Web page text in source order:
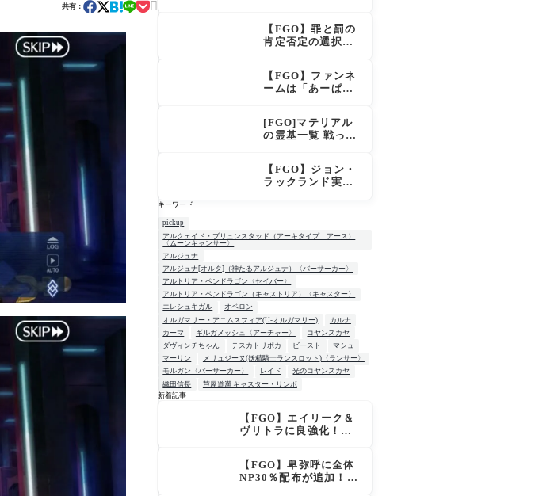
共有： 
スキップ不可選択
肢でオベロンを疑
う選択肢を選ぶと
さ？）が上がり出
てくる
【FGO】罪と罰の
肯定否定の選択肢
の？
【FGO】ファンネ
ームは「あーぱー
5,300QP
[FGO]マテリアル
の霊基一覧 戦った
ンが未召喚表示に
ならないのは何
故？
【FGO】ジョン・
ラックランド実
能は高め？再臨で
キーワード
pickup
アルクェイド・ブリュンスタッド（アーキタイプ：アース）
〈ムーンキャンサー〉
アルジュナ
アルジュナ[オルタ]（神たるアルジュナ）〈バーサーカー〉
アルトリア・ペンドラゴン〈セイバー〉
アルトリア・ペンドラゴン（キャストリア）〈キャスター〉
エレシュキガル
オベロン
オルガマリー・アニムスフィア(U-オルガマリー)
カルナ
カーマ
ギルガメッシュ〈アーチャー〉
コヤンスカヤ
ダヴィンチちゃん
テスカトリポカ ビースト
マシュ
マーリン
メリュジーヌ(妖精騎士ランスロット)〈ランサー〉
モルガン〈バーサーカー〉
レイド
光のコヤンスカヤ
織田信長
芦屋道満 キャスター・リンボ
新着記事
【FGO】エイリーク＆
ヴリトラに良強化！宝
やすく
【FGO】卑弥呼に全体
NP30％配布が追加！ジ